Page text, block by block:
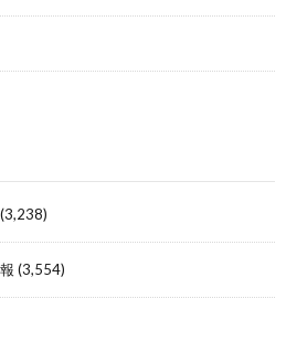
(3,238)
(3,554)